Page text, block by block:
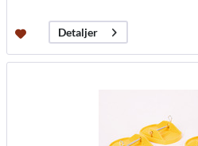
Detaljer